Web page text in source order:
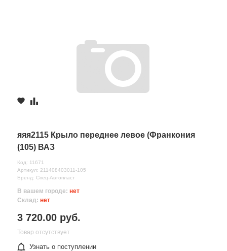
яяя2115 Крыло переднее левое (Франкония
(105) ВАЗ
Код: 11671
Артикул: 211408403011-105
Бренд: Спец-Автопласт
В вашем городе: нет
Склад: нет
3 720.00 руб.
Товар отсутствует
Узнать о поступлении